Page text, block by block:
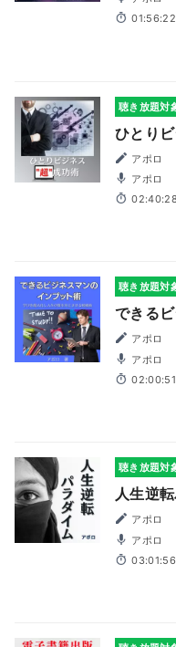
01:56:22
聴き放題対
ひとり
アポロ
アポロ
02:40:28
聴き放題対
できる
アポロ
アポロ
02:00:51
聴き放題対
人生逆
アポロ
アポロ
03:01:56